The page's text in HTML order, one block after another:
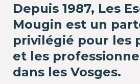
Gérer le
Pour offrir les meilleures expériences,
technologies telles que les cookies pour
informations des appareils. Le fait de
nous permettra de traiter des données
de navigation ou les ID uniques sur ce site.
consentir ou de retirer son consentement
Depuis 1987, Les
Mougin est un
privilégié pour les
et les
dans les Vosges.